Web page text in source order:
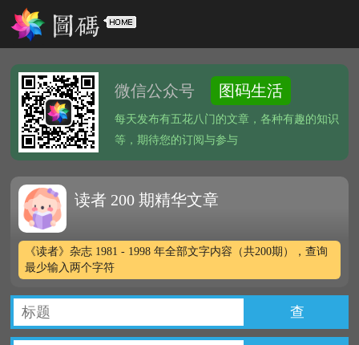
微信公众号 图码生活
每天发布有五花八门的文章，各种有趣的知识
等，期待您的订阅与参与
读者 200 期精华文章
《读者》杂志 1981 - 1998 年全部文字内容（共200期），查询
最少输入两个字符
查